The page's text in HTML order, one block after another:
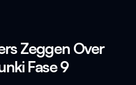
Zeggen Over
Fase 9